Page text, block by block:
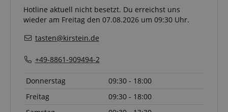
Hotline aktuell nicht besetzt. Du erreichst uns
wieder am Freitag den 07.08.2026 um 09:30 Uhr.
tasten@kirstein.de
+49-8861-909494-2
Donnerstag
09:30 - 18:00
Freitag
09:30 - 18:00